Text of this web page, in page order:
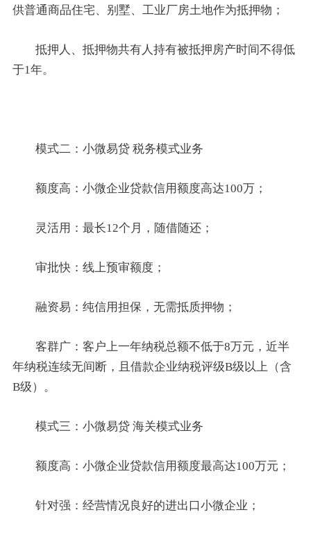
供普通商品住宅、别墅、工业厂房土地作为抵押物；
抵押人、抵押物共有人持有被抵押房产时间不得低
于1年。
模式二：小微易贷 税务模式业务
额度高：小微企业贷款信用额度高达100万；
灵活用：最长12个月，随借随还；
审批快：线上预审额度；
融资易：纯信用担保，无需抵质押物；
客群广：客户上一年纳税总额不低于8万元，近半
年纳税连续无间断，且借款企业纳税评级B级以上（含
B级）。
模式三：小微易贷 海关模式业务
额度高：小微企业贷款信用额度最高达100万元；
针对强：经营情况良好的进出口小微企业；